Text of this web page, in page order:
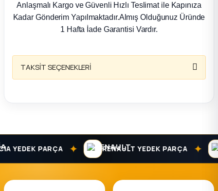
Anlaşmalı Kargo ve Güvenli Hızlı Teslimat ile Kapınıza
Kadar Gönderim Yapılmaktadır.Almış Olduğunuz Üründe
1 Hafta İade Garantisi Vardır.
TAKSİT SEÇENEKLERİ
YEDEK PARÇA ✦ RENAULT YEDEK PARÇA ✦